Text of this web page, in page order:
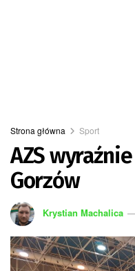
Strona główna Sport
AZS
Gorzów
Krystian Machalica